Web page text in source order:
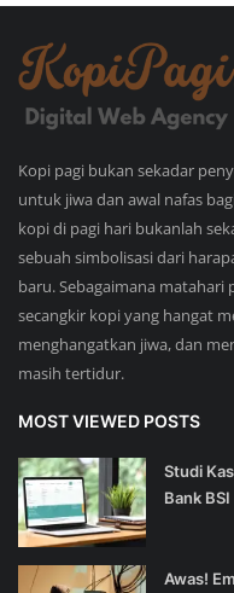
Kopi pagi bukan sekadar
untuk jiwa dan awal nafas
kopi di pagi hari bukanlah
sebuah simbolisasi dari
baru. Sebagaimana
secangkir kopi yang hangat
menghangatkan jiwa, dan
masih tertidur.
MOST VIEWED POSTS
Studi
Bank BSI
Awas!